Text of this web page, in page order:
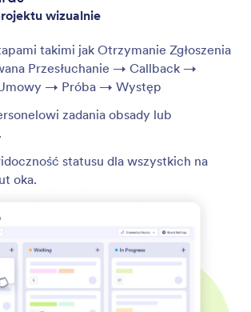
wizualnie
takimi jak Otrzymanie Zgłoszenia
Przesłuchanie → Callback →
→ Próba → Występ
zadania obsady lub
statusu dla wszystkich na
oka.